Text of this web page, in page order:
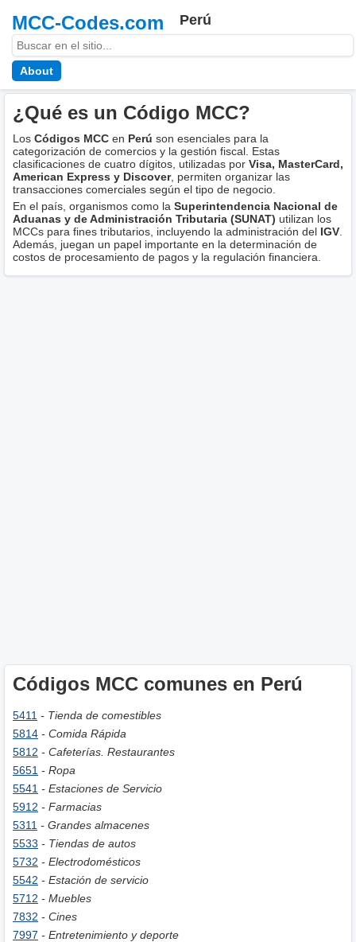
MCC-Codes.com Perú
About
¿Qué es un Código MCC?
Los Códigos MCC en Perú son esenciales para la
categorización de comercios y la gestión fiscal. Estas
clasificaciones de cuatro dígitos, utilizadas por Visa, MasterCard,
American Express y Discover, permiten organizar las
transacciones comerciales según el tipo de negocio.
En el país, organismos como la Superintendencia Nacional de
Aduanas y de Administración Tributaria (SUNAT) utilizan los
MCCs para fines tributarios, incluyendo la administración del IGV
Además, juegan un papel importante en la determinación de
costos de procesamiento de pagos y la regulación financiera.
Códigos MCC comunes en Perú
5411 - Tienda de comestibles
5814 - Comida Rápida
5812 - Cafeterías. Restaurantes
5651 - Ropa
5541 - Estaciones de Servicio
5912 - Farmacias
5311 - Grandes almacenes
5533 - Tiendas de autos
5732 - Electrodomésticos
5542 - Estación de servicio
5712 - Muebles
7832 - Cines
7997 - Entretenimiento y deporte